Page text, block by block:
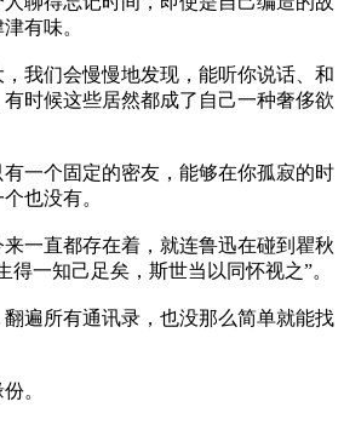
有味。
我们会慢慢地发现，能听你说话、和
时候这些居然都成了自己一种奢侈欲
一个固定的密友，能够在你孤寂的时
也没有。
一直都存在着，就连鲁迅在碰到瞿秋
得一知己足矣，斯世当以同怀视之”。
遍所有通讯录，也没那么简单就能找
。